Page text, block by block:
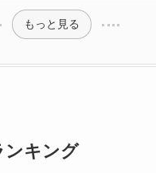
もっと見る
ンキング